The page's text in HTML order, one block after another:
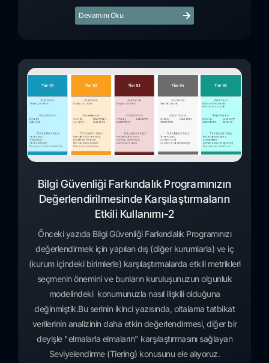
Devamını Oku
Bilgi Güvenliği Farkındalık Programınızın
Değerlendirilmesinde Karşılaştırmaların
Etkili Kullanımı-2
Önceki yazıda Bilgi Güvenliği Farkındalık Programınızı
değerlendirmek için yapılan dış (diğer kurumlarla) ve iç
(kurum içindeki birimlerle) karşılaştırmalarda etkili metrikleri
seçmenin önemini ve bunların kuruluşunuzun olgunluk
modelindeki konumunuzla nasıl ilişkili olduğuna
değinmiştik.Bu serinin ikinci yazısında, oltalama tatbikat
verilerinin analizinin daha etkin değerlendirmesi, diğer bir
deyişle "elmalarla elmaların" karşılaştırmasını sağlayan
Seviyelendirme (Tiering) konusunu ele alıyoruz.